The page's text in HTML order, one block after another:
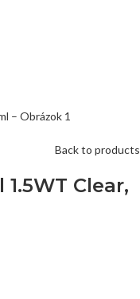
Back to products
Clear,